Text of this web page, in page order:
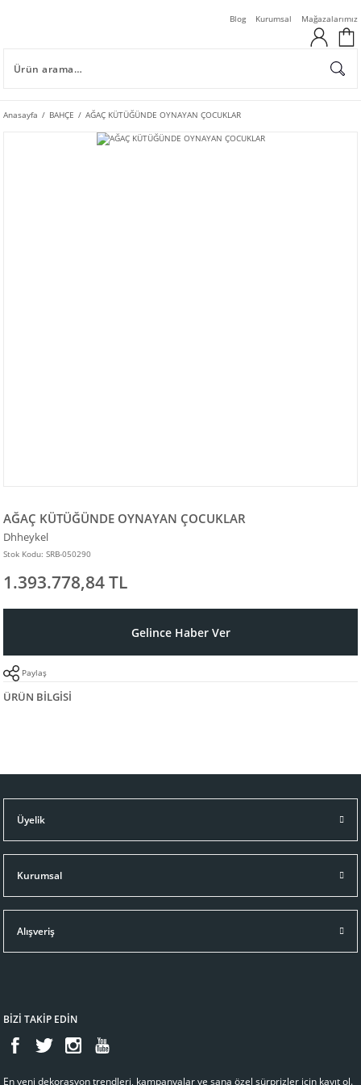
Blog Kurumsal Mağazalarımız
Anasayfa BAHÇE AĞAÇ KÜTÜĞÜNDE OYNAYAN ÇOCUKLAR
AĞAÇ KÜTÜĞÜNDE OYNAYAN ÇOCUKLAR
Dhheykel
Stok Kodu: SRB-050290
1.393.778,84 TL
Gelince Haber Ver
Paylaş
ÜRÜN BILGISI
Üyelik
Kurumsal
Alışveriş
BİZİ TAKİP EDİN
En yeni dekorasyon trendleri, kampanyalar ve sana özel sürprizler için kayıt ol.